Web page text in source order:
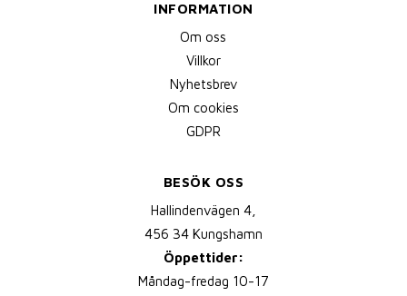
INFORMATION
Om oss
Villkor
Nyhetsbrev
Om cookies
GDPR
BESÖK OSS
Hallindenvägen 4,
456 34 Kungshamn
Öppettider:
Måndag-fredag 10-17